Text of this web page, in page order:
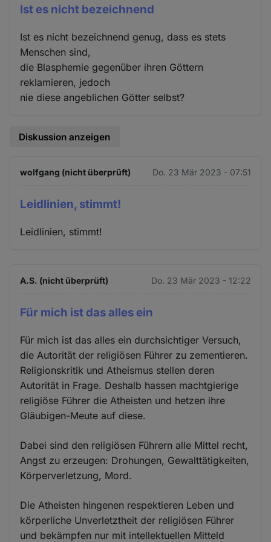
Ist es nicht bezeichnend
Ist es nicht bezeichnend genug, dass es stets
Menschen sind,
die Blasphemie gegenüber ihren Göttern
reklamieren, jedoch
nie diese angeblichen Götter selbst?
Diskussion anzeigen
wolfgang (nicht überprüft) Do. 23 Mär 2023 - 07:51
Leidlinien, stimmt!
Leidlinien, stimmt!
A.S. (nicht überprüft) Do. 23 Mär 2023 - 12:22
Für mich ist das alles ein
Für mich ist das alles ein durchsichtiger Versuch,
die Autorität der religiösen Führer zu zementieren.
Religionskritik und Atheismus stellen deren
Autorität in Frage. Deshalb hassen machtgierige
religiöse Führer die Atheisten und hetzen ihre
Gläubigen-Meute auf diese.
Dabei sind den religiösen Führern alle Mittel recht,
Angst zu erzeugen: Drohungen, Gewalttätigkeiten,
Körperverletzung, Mord.
Die Atheisten hingenen respektieren Leben und
körperliche Unverletztheit der religiösen Führer
und bekämpfen nur mit intellektuellen Mitteld